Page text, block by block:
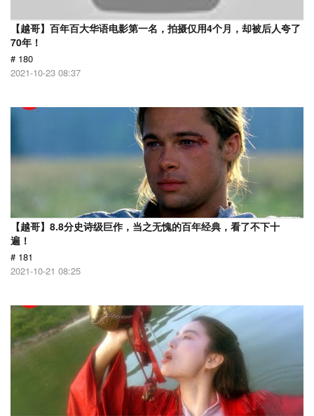
【越哥】百年百大华语电影第一名，拍摄仅用4个月，却被后人夸了
70年！
# 180
2021-10-23 08:37
【越哥】8.8分史诗级巨作，当之无愧的百年经典，看了不下十
遍！
# 181
2021-10-21 08:25